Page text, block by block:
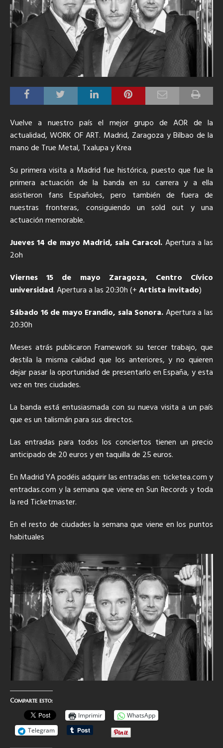
Vuelve a nuestro país el mejor grupo de AOR de la
actualidad, WORK OF ART. Madrid, Zaragoza y Bilbao de la
mano de True Metal, Txalupa y Krea
Su primera visita a Madrid fue histórica, puesto que fue la
primera actuación de la banda en su carrera y a ella
asistieron fans Españoles, pero también de fuera de
nuestras fronteras, consiguiendo un sold out y una
actuación memorable.
Jueves 14 de mayo Madrid, sala Caracol. Apertura a las
2oh
Viernes 15 de mayo Zaragoza, Centro Cívico
universidad. Apertura a las 20:30h (+Artista invitado)
Sábado 16 de mayo Erandio, sala Sonora.Apertura a las
20:30h
Meses atrás publicaron Framework su tercer trabajo, que
destila la misma calidad que los anteriores, y no quieren
dejar pasar la oportunidad de presentarlo en España, y esta
vez en tres ciudades.
La banda está entusiasmada con su nueva visita a un país
que es un talismán para sus directos.
Las entradas para todos los conciertos tienen un precio
anticipado de 20 euros y en taquilla de 25 euros.
En Madrid YA podéis adquirir las entradas en: ticketea.com y
entradas.com y la semana que viene en Sun Records y toda
la red Ticketmaster.
En el resto de ciudades la semana que viene en los puntos
habituales
Comparte esto:
Imprimir
WhatsApp
Telegram